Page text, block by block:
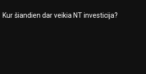
Kur šiandien dar veikia NT investicija?